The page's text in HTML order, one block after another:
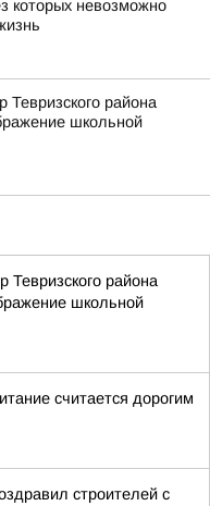
которых невозможно
района
школьной
района
школьной
считается дорогим
строителей с